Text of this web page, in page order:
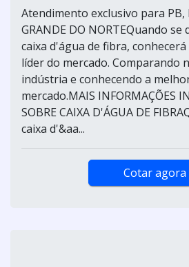
Atendimento exclusivo para PB,
GRANDE DO NORTEQuando
caixa d'água de fibra,
líder do mercado. Comparando
indústria e conhecendo a
mercado.MAIS INFORMAÇÕES
SOBRE CAIXA D'ÁGUA DE
caixa d'&aa...
Cotar agora